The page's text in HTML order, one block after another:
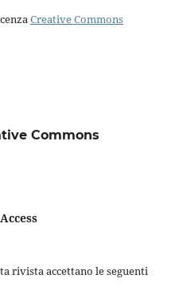
Creative Commons
Commons
rivista accettano le seguenti